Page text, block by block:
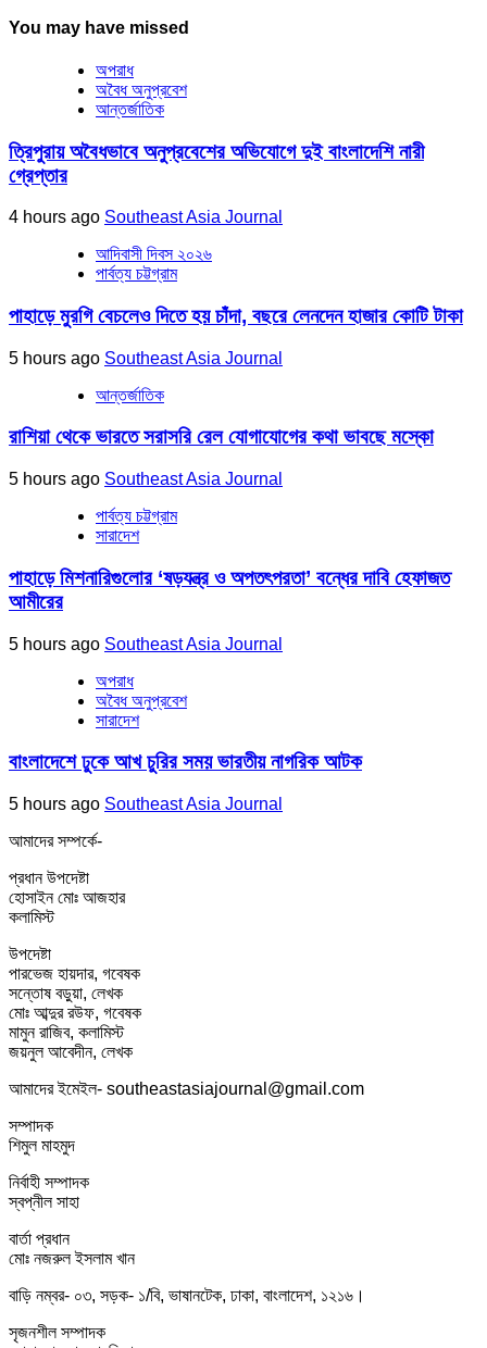
You may have missed
অপরাধ
অবৈধ অনুপ্রবেশ
আন্তর্জাতিক
ত্রিপুরায় অবৈধভাবে অনুপ্রবেশের অভিযোগে দুই বাংলাদেশি নারী
গ্রেপ্তার
4 hours ago Southeast Asia Journal
আদিবাসী দিবস ২০২৬
পার্বত্য চট্টগ্রাম
পাহাড়ে মুরগি বেচলেও দিতে হয় চাঁদা, বছরে লেনদেন হাজার কোটি টাকা
5 hours ago Southeast Asia Journal
আন্তর্জাতিক
রাশিয়া থেকে ভারতে সরাসরি রেল যোগাযোগের কথা ভাবছে মস্কো
5 hours ago Southeast Asia Journal
পার্বত্য চট্টগ্রাম
সারাদেশ
পাহাড়ে মিশনারিগুলোর ‘ষড়যন্ত্র ও অপতৎপরতা’ বন্ধের দাবি হেফাজত
আমীরের
5 hours ago Southeast Asia Journal
অপরাধ
অবৈধ অনুপ্রবেশ
সারাদেশ
বাংলাদেশে ঢুকে আখ চুরির সময় ভারতীয় নাগরিক আটক
5 hours ago Southeast Asia Journal
আমাদের সম্পর্কে-
প্রধান উপদেষ্টা
হোসাইন মোঃ আজহার
কলামিস্ট
উপদেষ্টা
পারভেজ হায়দার, গবেষক
সন্তোষ বড়ুয়া, লেখক
মোঃ আব্দুর রউফ, গবেষক
মামুন রাজিব, কলামিস্ট
জয়নুল আবেদীন, লেখক
আমাদের ইমেইল- southeastasiajournal@gmail.com
সম্পাদক
শিমুল মাহমুদ
নির্বাহী সম্পাদক
স্বপ্নীল সাহা
বার্তা প্রধান
মোঃ নজরুল ইসলাম খান
বাড়ি নম্বর- ০৩, সড়ক- ১/বি, ভাষানটেক, ঢাকা, বাংলাদেশ, ১২১৬।
সৃজনশীল সম্পাদক